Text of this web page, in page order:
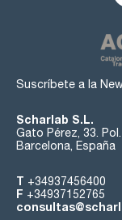
Suscríbete a la
Scharlab S.L.
Gato Pérez, 33.
Barcelona, España
T +34937456400
F +34937152765